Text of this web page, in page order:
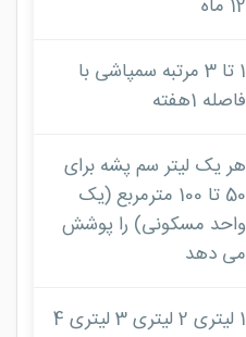
1 تا 3 مرتبه سمپاشی با
هر یک لیتر سم پشه برای
50 تا 100 مترمربع (یک
واحد مسکونی) را پوشش
می دهد